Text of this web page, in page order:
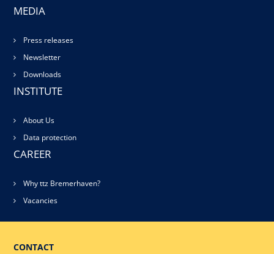
MEDIA
Press releases
Newsletter
Downloads
INSTITUTE
About Us
Data protection
CAREER
Why ttz Bremerhaven?
Vacancies
CONTACT